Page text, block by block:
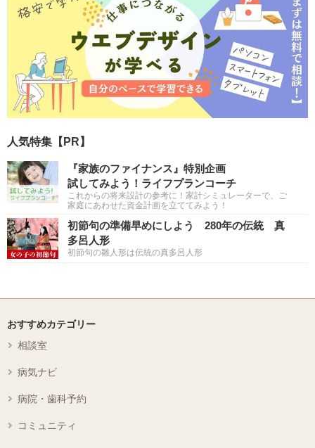
人気特集【PR】
『家族のファイナンス』特別企画
試してみよう！ライフプランコーチ
これからの将来設計の参考に！家計シミュレーターで、ご
家庭にあわせた資金計画を立ててみよう！
初節句の準備早めにしよう 280年の伝統 真
多呂人形
初節句の雛人形は伝統の真多呂人形
おすすめカテゴリー
相談室
病気ナビ
病院・歯科予約
コミュニティ